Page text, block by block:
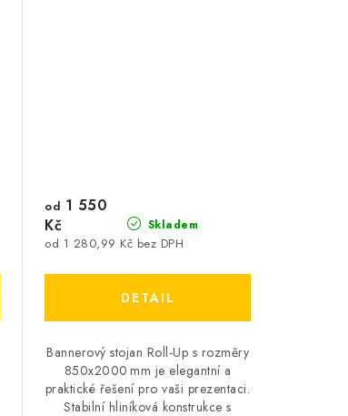
Skladem
od 1 280,99 Kč bez DPH
od 1 550
Kč
Bannerový stojan Roll-Up s rozměry
850x2000 mm je elegantní a
praktické řešení pro vaši prezentaci.
Stabilní hliníková konstrukce s